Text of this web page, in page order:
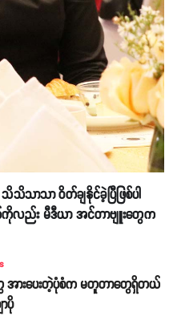
သာသာ ဝိတ်ချနိုင်ခဲ့ပြီဖြစ်ပါ
လည်း မီဒီယာ အင်တာဗျူးတွေက
ားပေးတဲ့ပုံစံက မတူတာတွေရှိတယ်
ပို